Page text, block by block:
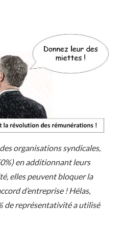
organisations syndicales,
en additionnant leurs
elles peuvent bloquer la
d’entreprise ! Hélas,
de représentativité a utilisé